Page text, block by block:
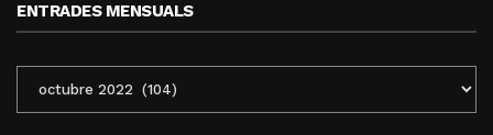
ENTRADES MENSUALS
MENSUALS